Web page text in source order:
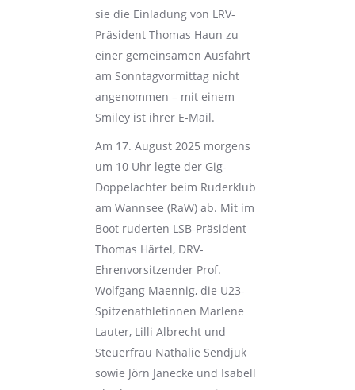
sie die Einladung von LRV-
Präsident Thomas Haun zu
einer gemeinsamen Ausfahrt
am Sonntagvormittag nicht
angenommen – mit einem
Smiley ist ihrer E-Mail.
Am 17. August 2025 morgens
um 10 Uhr legte der Gig-
Doppelachter beim Ruderklub
am Wannsee (RaW) ab. Mit im
Boot ruderten LSB-Präsident
Thomas Härtel, DRV-
Ehrenvorsitzender Prof.
Wolfgang Maennig, die U23-
Spitzenathletinnen Marlene
Lauter, Lilli Albrecht und
Steuerfrau Nathalie Sendjuk
sowie Jörn Janecke und Isabell